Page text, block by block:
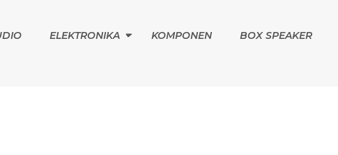
ELEKTRONIKA KOMPONEN BOX SPEAKER